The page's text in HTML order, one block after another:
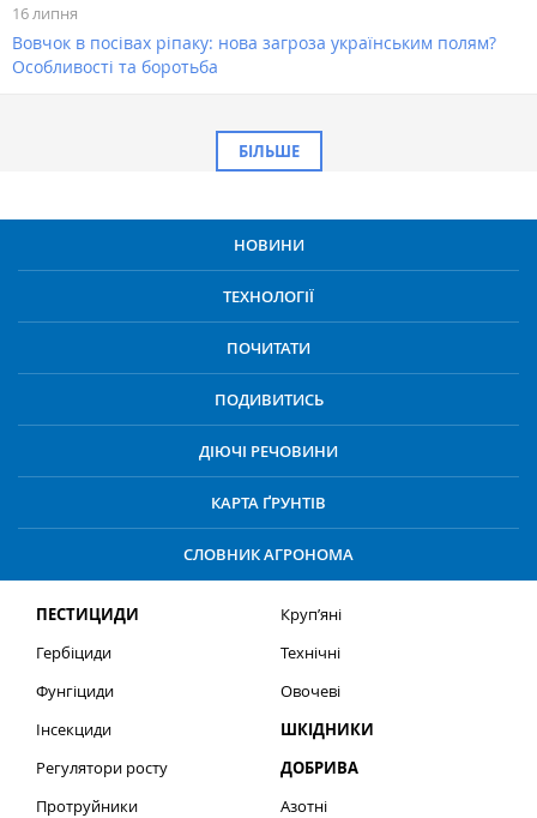
16 липня
Вовчок в посівах ріпаку: нова загроза українським полям?
Особливості та боротьба
БІЛЬШЕ
НОВИНИ
ТЕХНОЛОГІЇ
ПОЧИТАТИ
ПОДИВИТИСЬ
ДІЮЧІ РЕЧОВИНИ
КАРТА ҐРУНТІВ
СЛОВНИК АГРОНОМА
ПЕСТИЦИДИ
Гербіциди
Фунгіциди
Інсекциди
Регулятори росту
Протруйники
Круп’яні
Технічні
Овочеві
ШКІДНИКИ
ДОБРИВА
Азотні